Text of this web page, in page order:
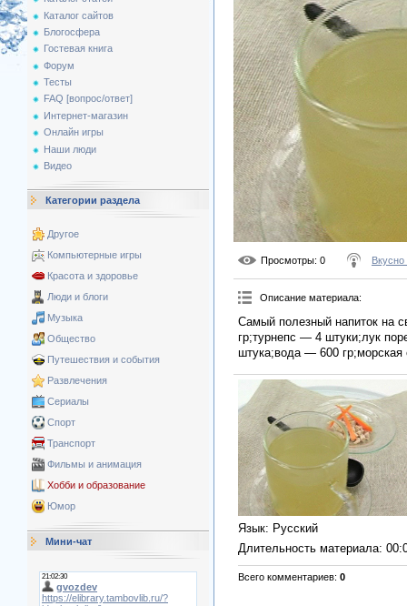
Каталог сайтов
Блогосфера
Гостевая книга
Форум
Тесты
FAQ [вопрос/ответ]
Интернет-магазин
Онлайн игры
Наши люди
Видео
Категории раздела
Другое
Компьютерные игры
Красота и здоровье
Люди и блоги
Музыка
Общество
Путешествия и события
Развлечения
Сериалы
Спорт
Транспорт
Фильмы и анимация
Хобби и образование
Юмор
Мини-чат
Просмотры: 0
Описание материала:
Самый полезный напиток на
гр;турнепс — 4 штуки;лук
штука;вода — 600 гр;морская
Язык: Русский
Длительность материала:
Всего комментариев: 0